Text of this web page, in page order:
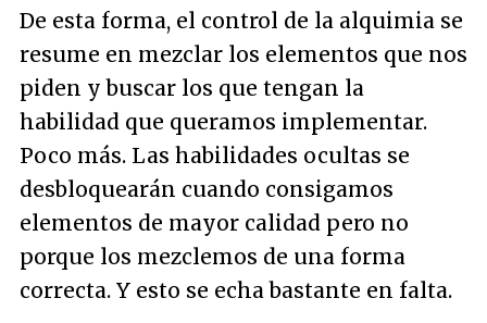
De esta forma, el control de la alquimia se
resume en mezclar los elementos que nos
piden y buscar los que tengan la
habilidad que queramos implementar.
Poco más. Las habilidades ocultas se
desbloquearán cuando consigamos
elementos de mayor calidad pero no
porque los mezclemos de una forma
correcta. Y esto se echa bastante en falta.